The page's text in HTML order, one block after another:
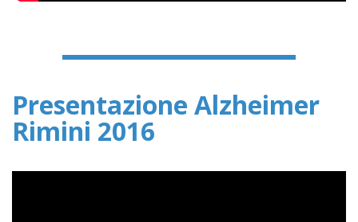
Presentazione Alzheimer
Rimini 2016